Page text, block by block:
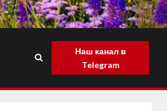
Наш канал в
Telegram